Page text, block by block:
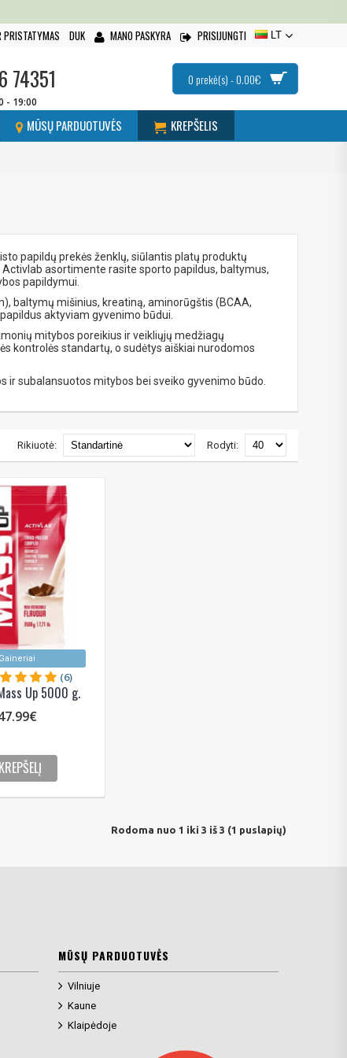
PRISTATYMAS DUK MANO PASKYRA PRISIJUNGTI LT
74351
- 19:00
0 prekė(s) - 0.00€
MŪSŲ PARDUOTUVĖS KREPŠELIS
papildų prekės ženklų, siūlantis platų produktų
asortimente rasite sporto papildus, baltymus,
papildymui.
baltymų mišinius, kreatiną, aminorūgštis (BCAA,
aktyviam gyvenimo būdui.
mitybos poreikius ir veikliųjų medžiagų
kontrolės standartų, o sudėtys aiškiai nurodomos
ir subalansuotos mitybos bei sveiko gyvenimo būdo.
Rodyti:
Rikiuotė:
Gaineriai
Up 5000 g.
(6)
Rodoma nuo 1 iki 3 iš 3 (1 puslapių)
MŪSŲ PARDUOTUVĖS
Vilniuje
Kaune
Klaipėdoje